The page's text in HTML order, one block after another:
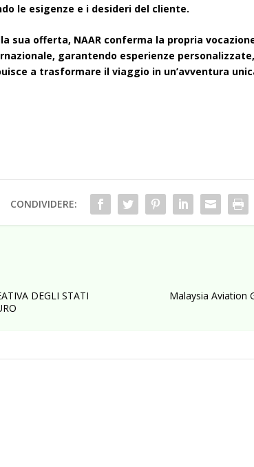
le esigenze e i desideri del cliente.
sua offerta, NAAR conferma la propria
garantendo esperienze
a trasformare il viaggio in un’avventura
CONDIVIDERE:
DEGLI STATI
Malaysia Aviation